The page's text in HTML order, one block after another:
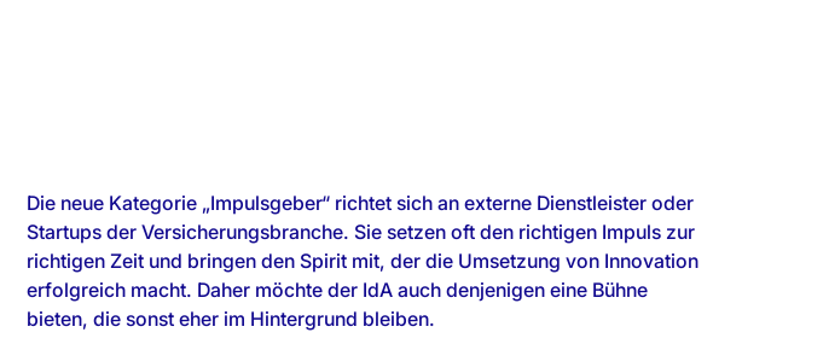
Die neue Kategorie „Impulsgeber“ richtet sich an externe Dienstleister oder
Startups der Versicherungsbranche. Sie setzen oft den richtigen Impuls zur
richtigen Zeit und bringen den Spirit mit, der die Umsetzung von Innovation
erfolgreich macht. Daher möchte der IdA auch denjenigen eine Bühne
bieten, die sonst eher im Hintergrund bleiben.